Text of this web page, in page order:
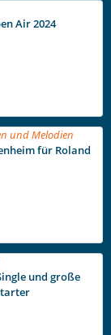
Air 2024
und Melodien
für Roland
und große